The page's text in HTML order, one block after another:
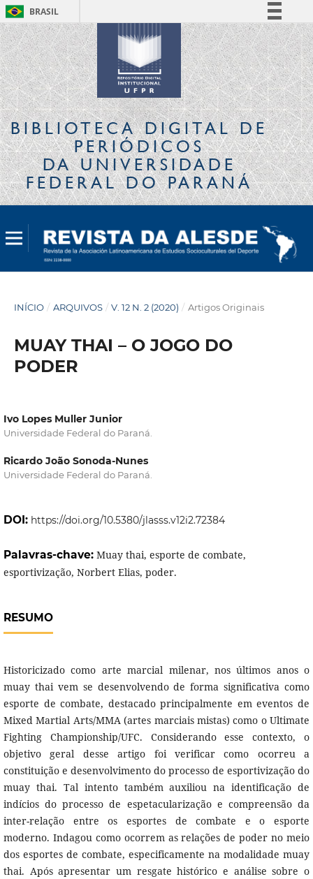
BRASIL
Simplifique!
Comunica BR
Participe
Acesso à informação
Legislação
Canais
BIBLIOTECA DIGITALDE
PERIÓDICOS
DA UNIVERSIDADE
FEDERAL DO PARANÁ
INÍCIO / ARQUIVOS / V. 12 N. 2 (2020) / Artigos Originais
MUAY THAI – O JOGO DO
PODER
Ivo Lopes Muller Junior
Universidade Federal do Paraná.
Ricardo João Sonoda-Nunes
Universidade Federal do Paraná.
DOI: https://doi.org/10.5380/jlasss.v12i2.72384
Palavras-chave: Muay thai, esporte de combate,
esportivização, Norbert Elias, poder.
RESUMO
Historicizado como arte marcial milenar, nos últimos anos o
muay thai vem se desenvolvendo de forma significativa como
esporte de combate, destacado principalmente em eventos de
Mixed Martial Arts/MMA (artes marciais mistas) como o Ultimate
Fighting Championship/UFC. Considerando esse contexto, o
objetivo geral desse artigo foi verificar como ocorreu a
constituição e desenvolvimento do processo de esportivização do
muay thai. Tal intento também auxiliou na identificação de
indícios do processo de espetacularização e compreensão da
inter-relação entre os esportes de combate e o esporte
moderno. Indagou como ocorrem as relações de poder no meio
dos esportes de combate, especificamente na modalidade muay
thai. Após apresentar um resgate histórico e análise sobre o